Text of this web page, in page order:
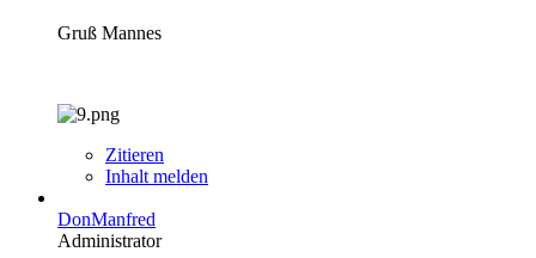
Gruß Mannes
Zitieren
Inhalt melden
DonManfred
Administrator